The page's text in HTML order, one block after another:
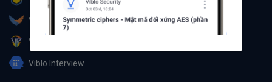
Viblo Partner
Viblo Battle
Viblo Interview